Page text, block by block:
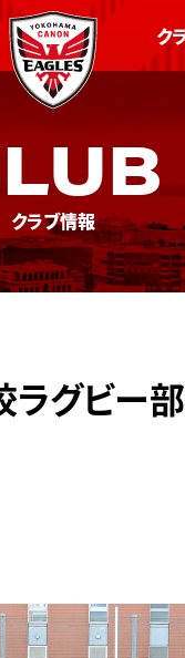
ク
クラブ情報
グビー